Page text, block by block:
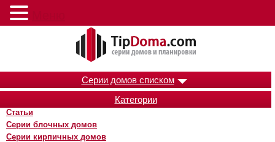
Серии домов списком
Категории
Статьи
Серии блочных домов
Серии кирпичных домов